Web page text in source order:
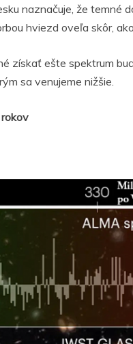
naznačuje, že temné
hviezd oveľa skôr,
získať ešte spektrum
sa venujeme nižšie.